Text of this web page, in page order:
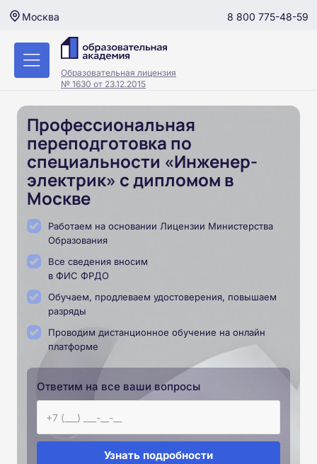
Москва 8 800 775-48-59
Образовательная лицензия
№ 1630 от 23.12.2015
Профессиональная
переподготовка по
специальности «Инженер-
электрик» с дипломом в
Москве
Работаем на основании Лицензии Министерства
Образования
Все сведения вносим
в ФИС ФРДО
Обучаем, продлеваем удостоверения, повышаем
разряды
Проводим дистанционное обучение на онлайн
платформе
Ответим на все ваши вопросы
Узнать подробности